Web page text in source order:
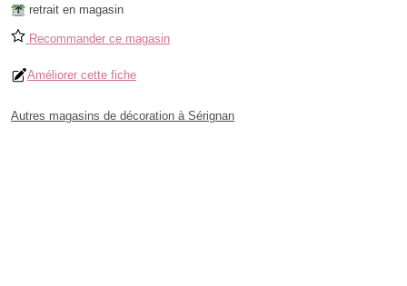
retrait en magasin
Recommander ce magasin
Améliorer cette fiche
Autres magasins de décoration à Sérignan